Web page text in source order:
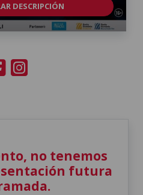
DESCRIPCIÓN
no tenemos
futura